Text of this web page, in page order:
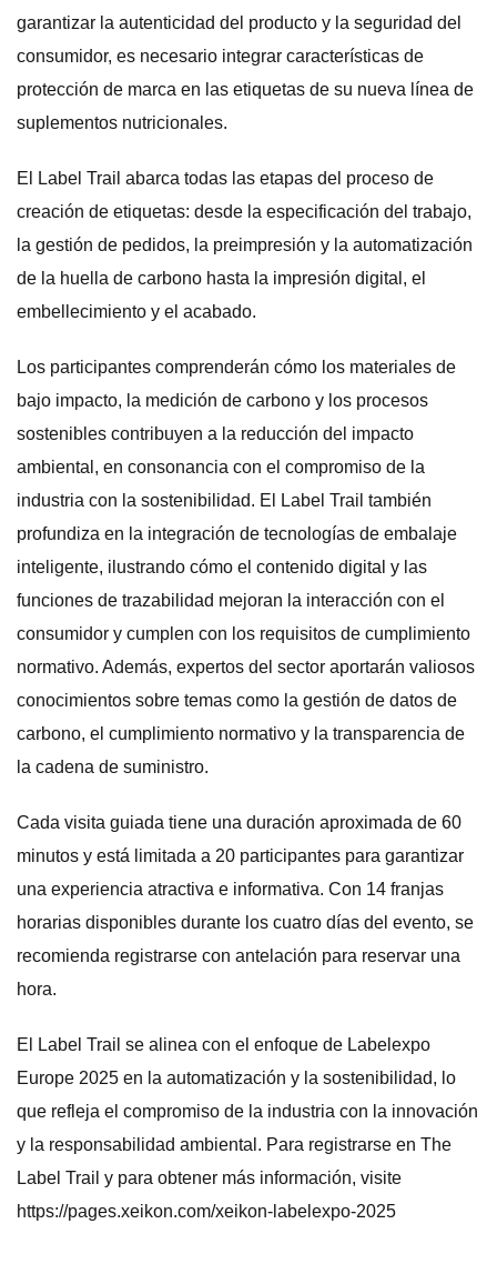
garantizar la autenticidad del producto y la seguridad del
consumidor, es necesario integrar características de
protección de marca en las etiquetas de su nueva línea de
suplementos nutricionales.
El Label Trail abarca todas las etapas del proceso de
creación de etiquetas: desde la especificación del trabajo,
la gestión de pedidos, la preimpresión y la automatización
de la huella de carbono hasta la impresión digital, el
embellecimiento y el acabado.
Los participantes comprenderán cómo los materiales de
bajo impacto, la medición de carbono y los procesos
sostenibles contribuyen a la reducción del impacto
ambiental, en consonancia con el compromiso de la
industria con la sostenibilidad. El Label Trail también
profundiza en la integración de tecnologías de embalaje
inteligente, ilustrando cómo el contenido digital y las
funciones de trazabilidad mejoran la interacción con el
consumidor y cumplen con los requisitos de cumplimiento
normativo. Además, expertos del sector aportarán valiosos
conocimientos sobre temas como la gestión de datos de
carbono, el cumplimiento normativo y la transparencia de
la cadena de suministro.
Cada visita guiada tiene una duración aproximada de 60
minutos y está limitada a 20 participantes para garantizar
una experiencia atractiva e informativa. Con 14 franjas
horarias disponibles durante los cuatro días del evento, se
recomienda registrarse con antelación para reservar una
hora.
El Label Trail se alinea con el enfoque de Labelexpo
Europe 2025 en la automatización y la sostenibilidad, lo
que refleja el compromiso de la industria con la innovación
y la responsabilidad ambiental. Para registrarse en The
Label Trail y para obtener más información, visite
https://pages.xeikon.com/xeikon-labelexpo-2025